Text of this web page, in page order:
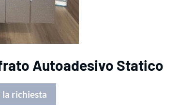
Autoadesivo Statico
la richiesta